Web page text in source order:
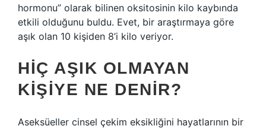
hormonu” olarak bilinen oksitosinin kilo kaybında
etkili olduğunu buldu. Evet, bir araştırmaya göre
aşık olan 10 kişiden 8’i kilo veriyor.
HIÇ AŞIK OLMAYAN
KIŞIYE NE DENIR?
Aseksüeller cinsel çekim eksikliğini hayatlarının bir